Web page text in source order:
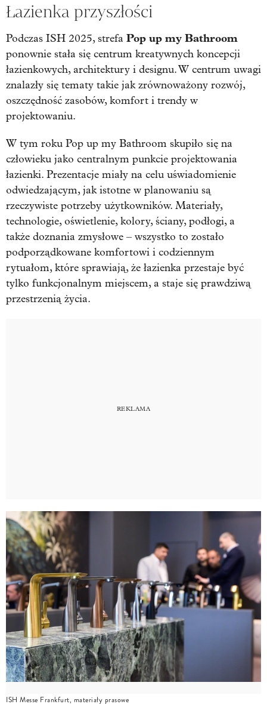
Łazienka przyszłości
Podczas ISH 2025, strefa Pop up my Bathroom
ponownie stała się centrum kreatywnych koncepcji
łazienkowych, architektury i designu. W centrum uwagi
znalazły się tematy takie jak zrównoważony rozwój,
oszczędność zasobów, komfort i trendy w
projektowaniu.
W tym roku Pop up my Bathroom skupiło się na
człowieku jako centralnym punkcie projektowania
łazienki. Prezentacje miały na celu uświadomienie
odwiedzającym, jak istotne w planowaniu są
rzeczywiste potrzeby użytkowników. Materiały,
technologie, oświetlenie, kolory, ściany, podłogi, a
także doznania zmysłowe – wszystko to zostało
podporządkowane komfortowi i codziennym
rytuałom, które sprawiają, że łazienka przestaje być
tylko funkcjonalnym miejscem, a staje się prawdziwą
przestrzenią życia.
ISH Messe Frankfurt, materiały prasowe